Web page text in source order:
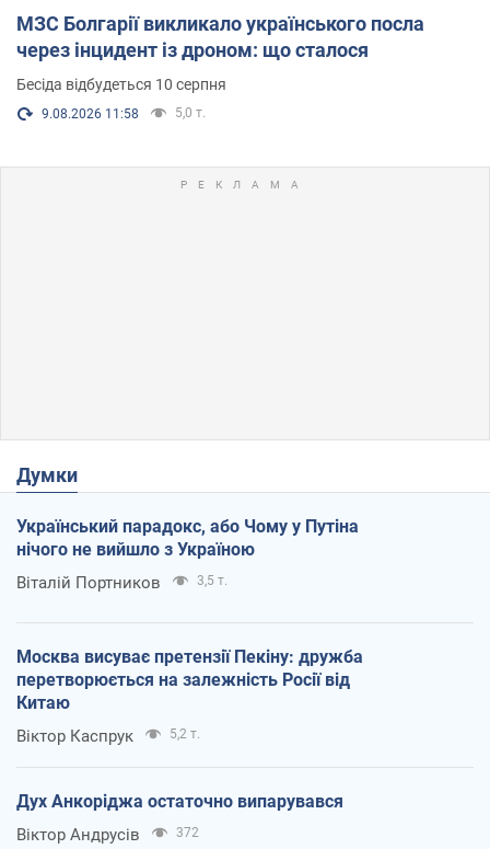
МЗС Болгарії викликало українського посла
через інцидент із дроном: що сталося
Бесіда відбудеться 10 серпня
9.08.2026 11:58 5,0 т.
Думки
Український парадокс, або Чому у Путіна
нічого не вийшло з Україною
Віталій Портников 3,5 т.
Москва висуває претензії Пекіну: дружба
перетворюється на залежність Росії від
Китаю
Віктор Каспрук 5,2 т.
Дух Анкоріджа остаточно випарувався
Віктор Андрусів 372